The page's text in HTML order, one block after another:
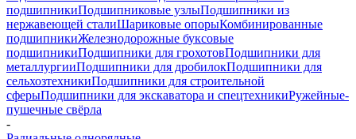
подшипникиПодшипниковые узлыПодшипники из
нержавеющей сталиШариковые опорыКомбинированные
подшипникиЖелезнодорожные буксовые
подшипникиПодшипники для грохотовПодшипники для
металлургииПодшипники для дробилокПодшипники для
сельхозтехникиПодшипники для строительной
сферыПодшипники для экскаватора и спецтехникиРужейные-
пушечные свёрла
-